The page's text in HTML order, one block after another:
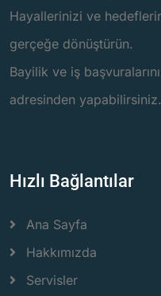
Hayallerinizi ve
gerçeğe dönüştürün.
Bayilik ve iş
adresinden yapabilirsiniz.
Hızlı Bağlantılar
Ana Sayfa
Hakkımızda
Servisler